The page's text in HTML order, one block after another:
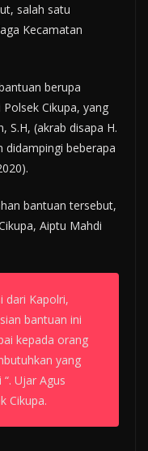
salah satu
Kecamatan
berupa
Cikupa, yang
S.H, (akrab disapa H.
didampingi beberapa
bantuan tersebut,
Aiptu Mahdi
dari Kapolri,
bantuan ini
kepada orang
yang
Ujar Agus
Cikupa.